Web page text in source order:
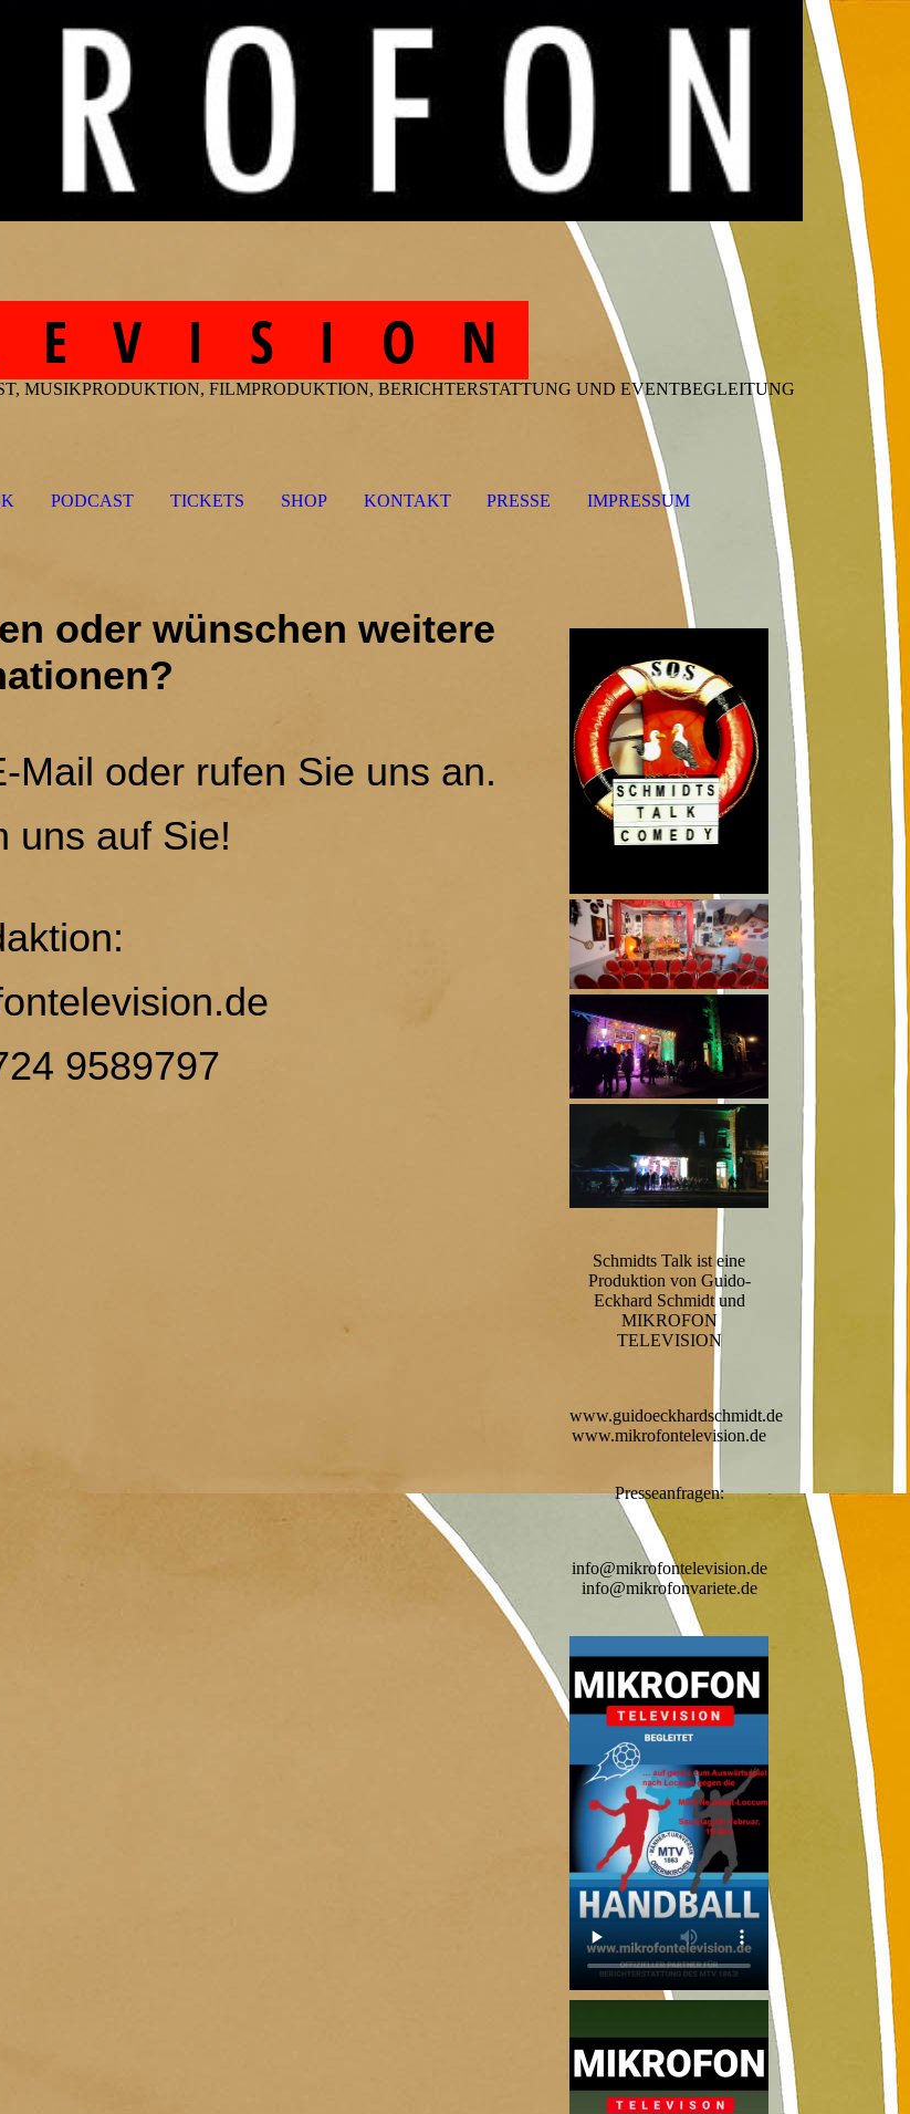
E V I S I O N
MUSIKPRODUKTION, FILMPRODUKTION, BERICHTERSTATTUNG UND EVENTBEGLEITUNG
PODCAST TICKETS SHOP KONTAKT PRESSE IMPRESSUM
oder wünschen weitere
Mail oder rufen Sie uns an.
uns auf Sie!
9589797
Schmidts Talk ist eine
Produktion von Guido-
Eckhard Schmidt und
MIKROFON
TELEVISION
www.guidoeckhardschmidt.de
www.mikrofontelevision.de
Presseanfragen:
info@mikrofontelevision.de
info@mikrofonvariete.de